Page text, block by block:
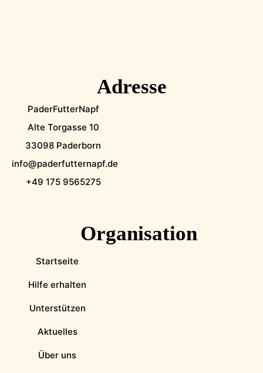
Adresse
PaderFutterNapf
Alte Torgasse 10
33098 Paderborn
info@paderfutternapf.de
+49 175 9565275
Organisation
Startseite
Hilfe erhalten
Unterstützen
Aktuelles
Über uns